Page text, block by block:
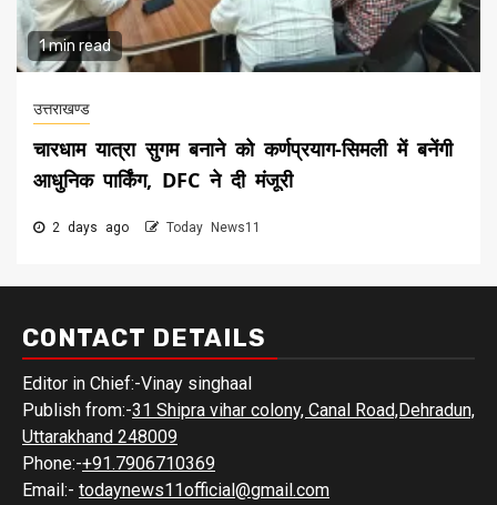
1 min read
उत्तराखण्ड
चारधाम यात्रा सुगम बनाने को कर्णप्रयाग-सिमली में बनेंगी
आधुनिक पार्किंग, DFC ने दी मंजूरी
2 days ago Today News11
CONTACT DETAILS
Editor in Chief:-Vinay singhaal
Publish from:-31 Shipra vihar colony, Canal Road,Dehradun,
Uttarakhand 248009
Phone:-+91.7906710369
Email:- todaynews11official@gmail.com